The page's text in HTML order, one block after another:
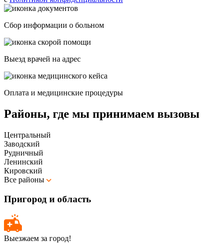
Сбор информации о больном
Выезд врачей на адрес
Оплата и медицинские процедуры
Районы, где мы принимаем вызовы
Центральный
Заводский
Рудничный
Ленинский
Кировский
Все районы
Пригород и область
Выезжаем за город!